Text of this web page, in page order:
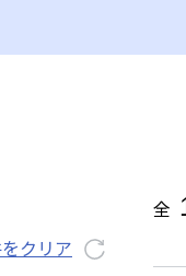
クリア
全